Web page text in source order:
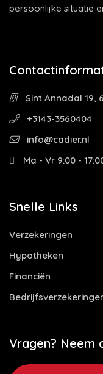
persoonlijke situatie
Sint Annadal 19,
+3143-3560404
info@cadier.nl
Ma - Vr 9:00 -
Snelle Links
Verzekeringen
Hypotheken
Financiën
Vragen? Neem